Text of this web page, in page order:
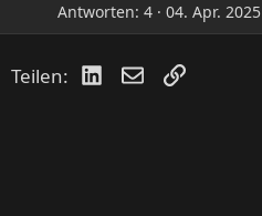
Antworten 4 04. Apr. 2025
Teilen: LinkedIn
E-MailLink